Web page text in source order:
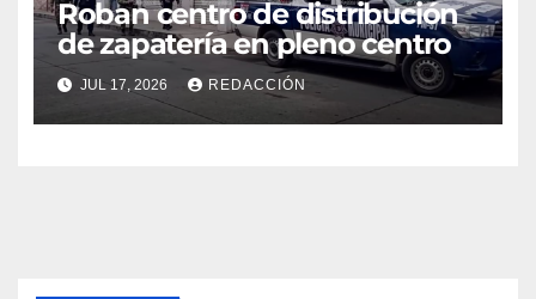
Roban centro de distribución
de zapatería en pleno centro
JUL 17, 2026 REDACCIÓN